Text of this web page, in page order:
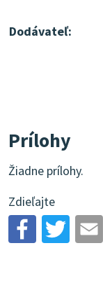
Dodávateľ:
Prílohy
Žiadne prílohy.
Zdieľajte